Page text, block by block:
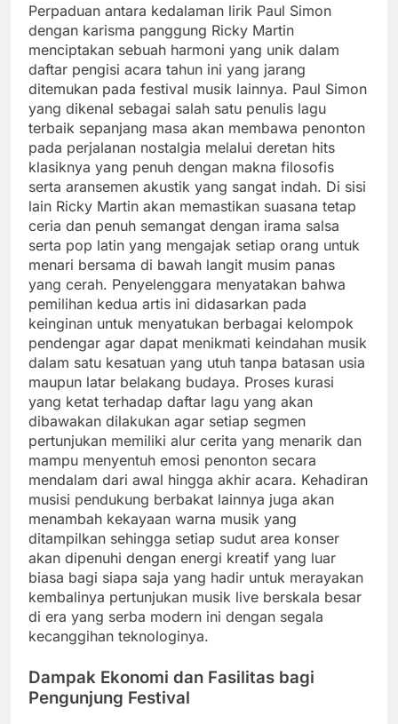
Perpaduan antara kedalaman lirik Paul Simon
dengan karisma panggung Ricky Martin
menciptakan sebuah harmoni yang unik dalam
daftar pengisi acara tahun ini yang jarang
ditemukan pada festival musik lainnya. Paul Simon
yang dikenal sebagai salah satu penulis lagu
terbaik sepanjang masa akan membawa penonton
pada perjalanan nostalgia melalui deretan hits
klasiknya yang penuh dengan makna filosofis
serta aransemen akustik yang sangat indah. Di sisi
lain Ricky Martin akan memastikan suasana tetap
ceria dan penuh semangat dengan irama salsa
serta pop latin yang mengajak setiap orang untuk
menari bersama di bawah langit musim panas
yang cerah. Penyelenggara menyatakan bahwa
pemilihan kedua artis ini didasarkan pada
keinginan untuk menyatukan berbagai kelompok
pendengar agar dapat menikmati keindahan musik
dalam satu kesatuan yang utuh tanpa batasan usia
maupun latar belakang budaya. Proses kurasi
yang ketat terhadap daftar lagu yang akan
dibawakan dilakukan agar setiap segmen
pertunjukan memiliki alur cerita yang menarik dan
mampu menyentuh emosi penonton secara
mendalam dari awal hingga akhir acara. Kehadiran
musisi pendukung berbakat lainnya juga akan
menambah kekayaan warna musik yang
ditampilkan sehingga setiap sudut area konser
akan dipenuhi dengan energi kreatif yang luar
biasa bagi siapa saja yang hadir untuk merayakan
kembalinya pertunjukan musik live berskala besar
di era yang serba modern ini dengan segala
kecanggihan teknologinya.
Dampak Ekonomi dan Fasilitas bagi
Pengunjung Festival